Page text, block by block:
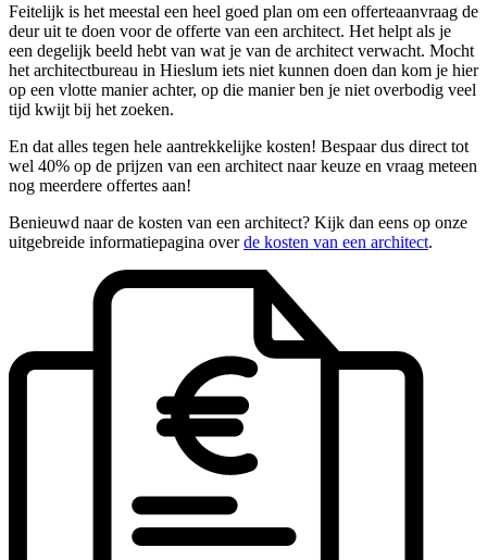
Feitelijk is het meestal een heel goed plan om een offerteaanvraag de
deur uit te doen voor de offerte van een architect. Het helpt als je
een degelijk beeld hebt van wat je van de architect verwacht. Mocht
het architectbureau in Hieslum iets niet kunnen doen dan kom je hier
op een vlotte manier achter, op die manier ben je niet overbodig veel
tijd kwijt bij het zoeken.
En dat alles tegen hele aantrekkelijke kosten! Bespaar dus direct tot
wel 40% op de prijzen van een architect naar keuze en vraag meteen
nog meerdere offertes aan!
Benieuwd naar de kosten van een architect? Kijk dan eens op onze
uitgebreide informatiepagina overde kosten van een architect.